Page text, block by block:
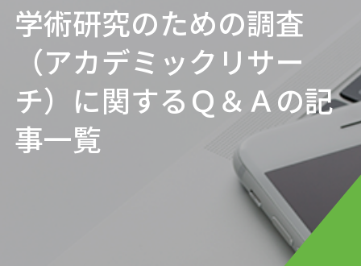
学術研究のための調査
（アカデミックリサー
チ）に関するＱ＆Ａの記
事一覧